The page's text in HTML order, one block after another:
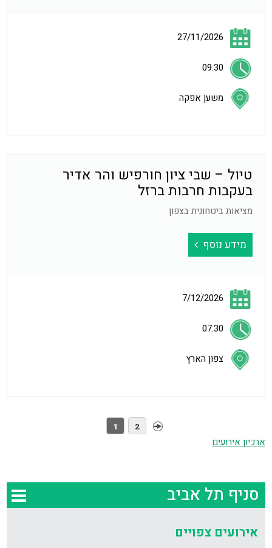
27/11/2026
09:30
משען אפקה
טיול – שבי ציון חורפיש והר אדיר
בעקבות חרבות ברזל
מציאות ביטחונית בצפון
מידע נוסף
7/12/2026
07:30
צפון הארץ
1 2
ארכיון אירועים
סניף תל אביב
אירועים צפויים